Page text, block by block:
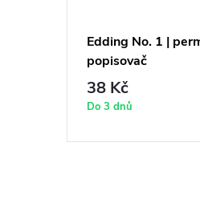
Edding No. 1 |
popisovač
38 Kč
Do 3 dnů